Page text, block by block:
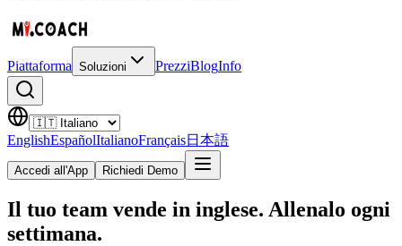
Piattaforma Soluzioni PrezziBlogInfo
EnglishEspañolItalianoFrançais日本語
Accedi all'App Richiedi Demo
Il tuo team vende in inglese. Allenalo ogni
settimana.